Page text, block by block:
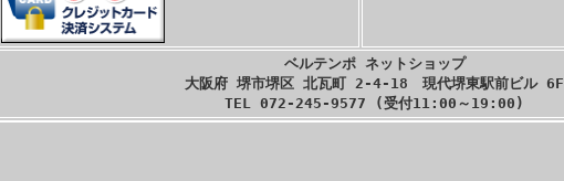
ベルテンポ ネットショップ
大阪府 堺市堺区 北瓦町 2-4-18 現代堺東駅前ビル 6F
TEL 072-245-9577 (受付11:00～19:00)